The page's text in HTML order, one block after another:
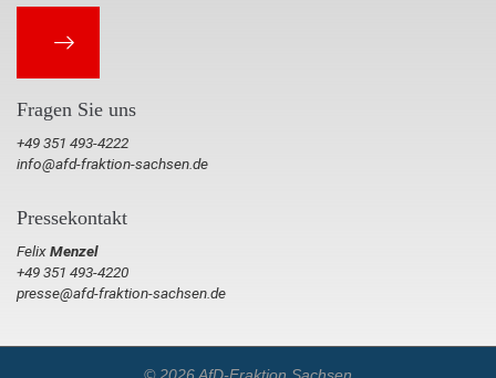
Fragen Sie uns
+49 351 493-4222
info@afd-fraktion-sachsen.de
Pressekontakt
FelixMenzel
+49 351 493-4220
presse@afd-fraktion-sachsen.de
© 2026 AfD-Fraktion Sachsen